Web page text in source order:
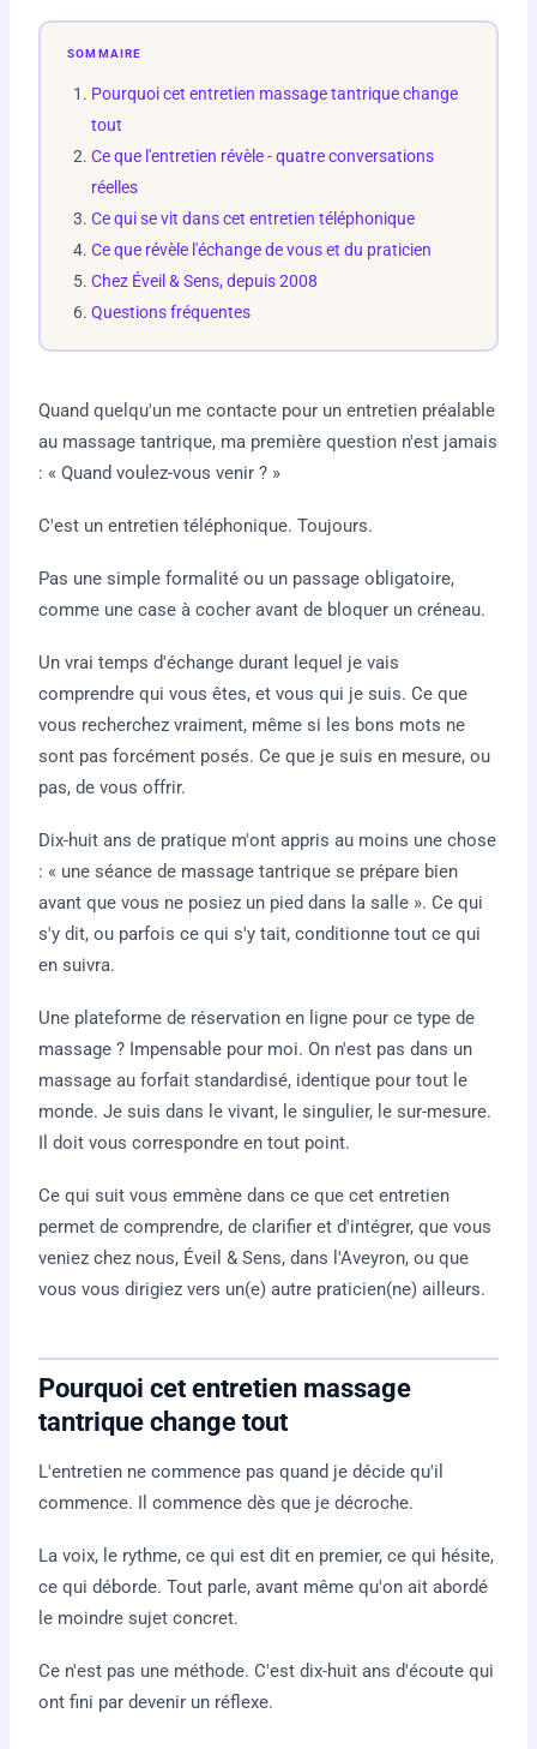
SOMMAIRE
Pourquoi cet entretien massage tantrique change
tout
Ce que l'entretien révèle - quatre conversations
réelles
Ce qui se vit dans cet entretien téléphonique
Ce que révèle l'échange de vous et du praticien
Chez Éveil & Sens, depuis 2008
Questions fréquentes
Quand quelqu'un me contacte pour un entretien préalable
au massage tantrique, ma première question n'est jamais
: « Quand voulez-vous venir ? »
C'est un entretien téléphonique. Toujours.
Pas une simple formalité ou un passage obligatoire,
comme une case à cocher avant de bloquer un créneau.
Un vrai temps d'échange durant lequel je vais
comprendre qui vous êtes, et vous qui je suis. Ce que
vous recherchez vraiment, même si les bons mots ne
sont pas forcément posés. Ce que je suis en mesure, ou
pas, de vous offrir.
Dix-huit ans de pratique m'ont appris au moins une chose
: « une séance de massage tantrique se prépare bien
avant que vous ne posiez un pied dans la salle ». Ce qui
s'y dit, ou parfois ce qui s'y tait, conditionne tout ce qui
en suivra.
Une plateforme de réservation en ligne pour ce type de
massage ? Impensable pour moi. On n'est pas dans un
massage au forfait standardisé, identique pour tout le
monde. Je suis dans le vivant, le singulier, le sur-mesure.
Il doit vous correspondre en tout point.
Ce qui suit vous emmène dans ce que cet entretien
permet de comprendre, de clarifier et d'intégrer, que vous
veniez chez nous, Éveil & Sens, dans l'Aveyron, ou que
vous vous dirigiez vers un(e) autre praticien(ne) ailleurs.
Pourquoi cet entretien massage
tantrique change tout
L'entretien ne commence pas quand je décide qu'il
commence. Il commence dès que je décroche.
La voix, le rythme, ce qui est dit en premier, ce qui hésite,
ce qui déborde. Tout parle, avant même qu'on ait abordé
le moindre sujet concret.
Ce n'est pas une méthode. C'est dix-huit ans d'écoute qui
ont fini par devenir un réflexe.